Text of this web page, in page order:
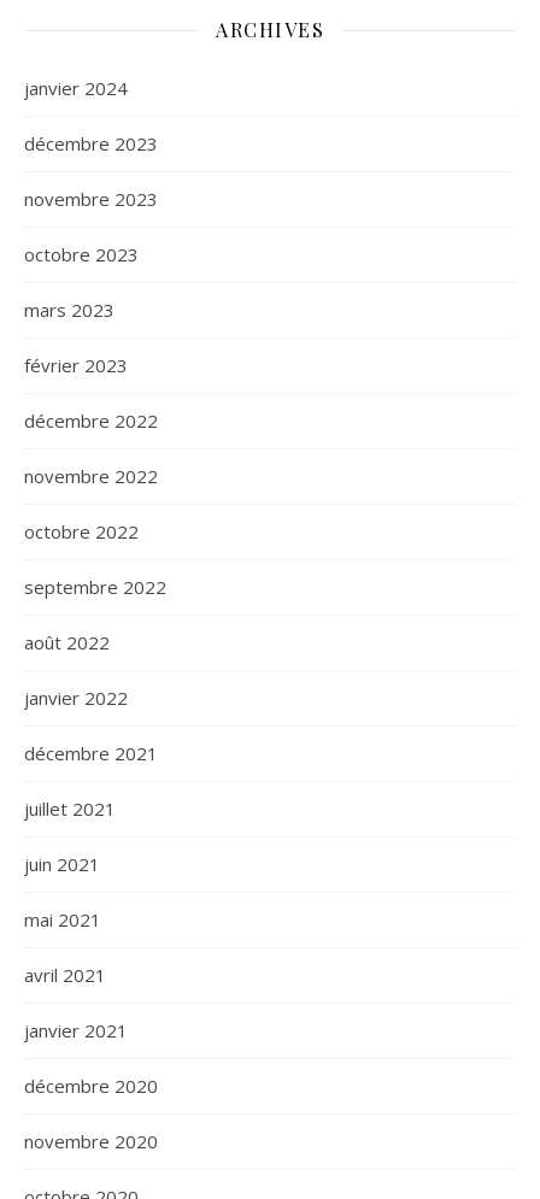
ARCHIVES
janvier 2024
décembre 2023
novembre 2023
octobre 2023
mars 2023
février 2023
décembre 2022
novembre 2022
octobre 2022
septembre 2022
août 2022
janvier 2022
décembre 2021
juillet 2021
juin 2021
mai 2021
avril 2021
janvier 2021
décembre 2020
novembre 2020